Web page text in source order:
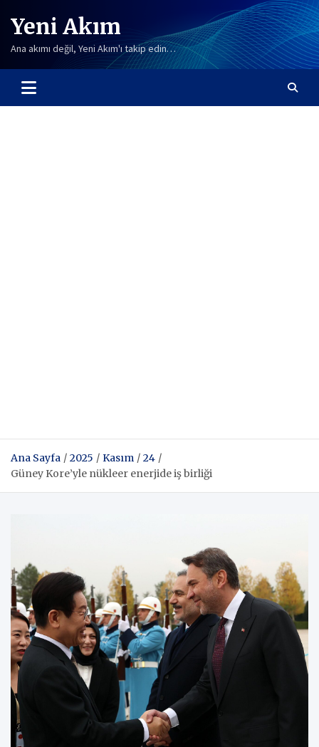
content
Yeni Akım
Ana akımı değil, Yeni Akım'ı takip edin…
Ana Sayfa 2025 Kasım
24
Güney Kore’yle nükleer enerjide iş birliği